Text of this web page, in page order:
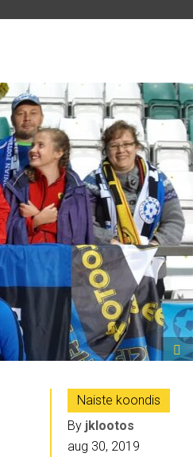
Naiste koondis
By jklootos
aug 30, 2019